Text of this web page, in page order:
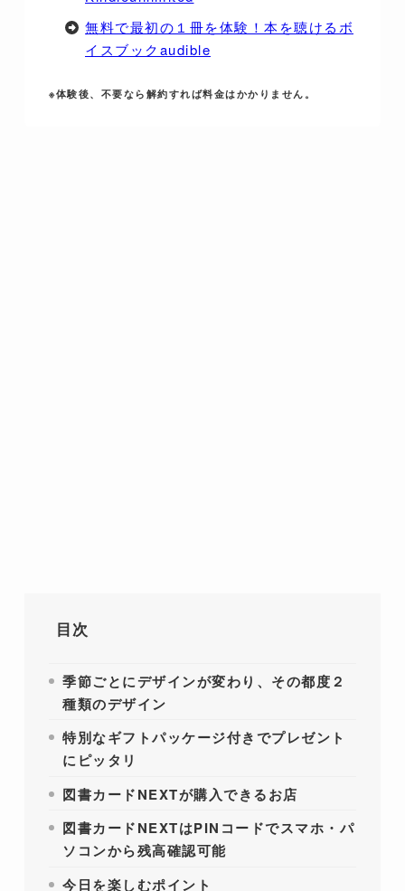
無料で最初の１冊を体験！本を聴けるボ
イスブックaudible
※体験後、不要なら解約すれば料金はかかりません。
目次
季節ごとにデザインが変わり、その都度２
種類のデザイン
特別なギフトパッケージ付きでプレゼント
にピッタリ
図書カードNEXTが購入できるお店
図書カードNEXTはPINコードでスマホ・パ
ソコンから残高確認可能